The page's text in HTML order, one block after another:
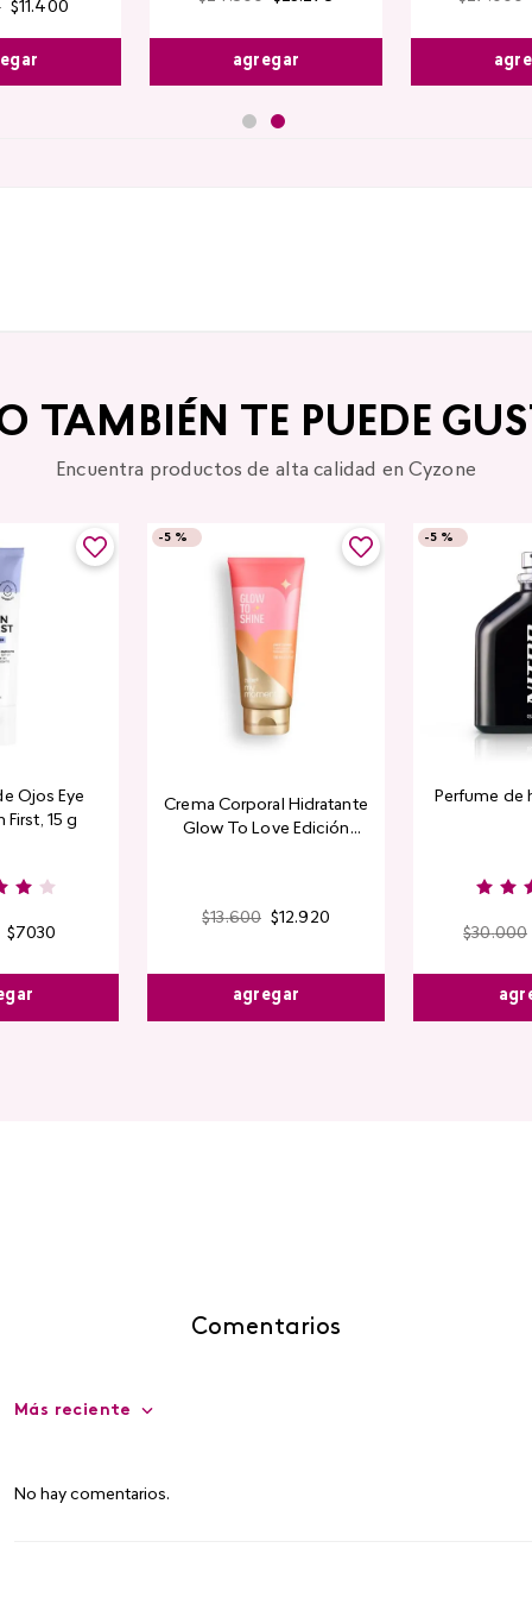
$11 .400
agregar
TAMBIÉN TE PUEDE
Encuentra productos de alta calidad en Cyzone
Ojos Eye
First, 15 g
$7030
-5 %
Crema Corporal Hidratante
Glow To Love Edición
$13.600 $12.920
agregar
-5 %
Perfume de
$30.000
Comentarios
Más reciente
No hay comentarios.